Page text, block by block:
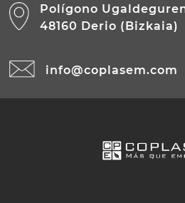
Polígono
48160 Derio (Bizkaia)
info@coplasem.com